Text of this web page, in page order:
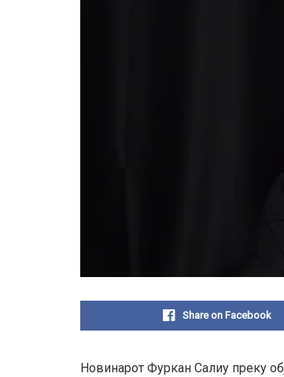
Share on Facebook
Новинарот Фуркан Салиу преку